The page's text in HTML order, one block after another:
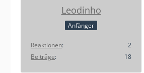
Leodinho
Anfänger
Reaktionen
2
Beiträge
18